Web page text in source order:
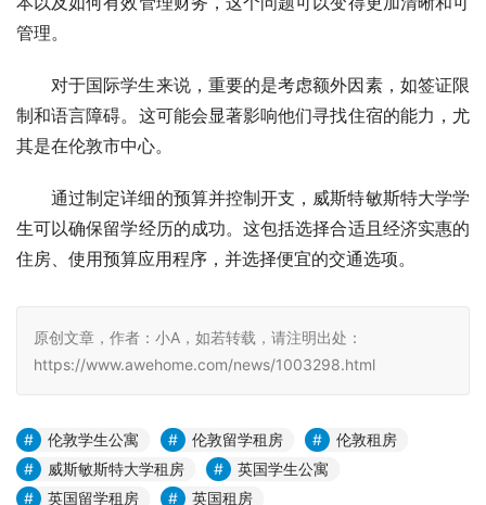
管理。
对于国际学生来说，重要的是考虑额外因素，如签证限
制和语言障碍。这可能会显著影响他们寻找住宿的能力，尤
其是在伦敦市中心。
通过制定详细的预算并控制开支，威斯特敏斯特大学学
生可以确保留学经历的成功。这包括选择合适且经济实惠的
住房、使用预算应用程序，并选择便宜的交通选项。
原创文章，作者：小A，如若转载，请注明出处：
https://www.awehome.com/news/1003298.html
伦敦学生公寓 伦敦留学租房
伦敦租房
威斯敏斯特大学租房
英国学生公寓
英国留学租房
英国租房